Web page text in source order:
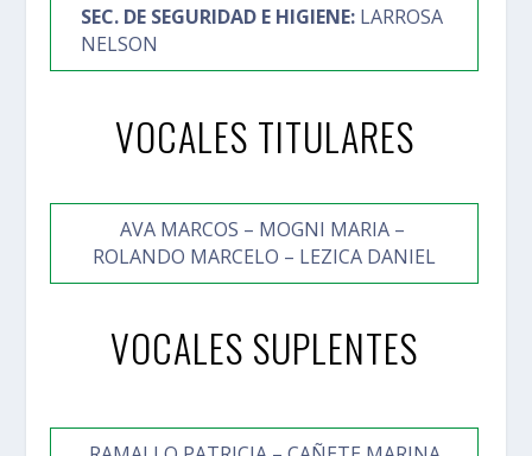
SEC. DE SEGURIDAD E HIGIENE: LARROSA
NELSON
VOCALES TITULARES
AVA MARCOS – MOGNI MARIA –
ROLANDO MARCELO – LEZICA DANIEL
VOCALES SUPLENTES